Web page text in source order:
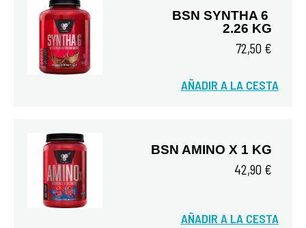
BSN SYNTHA 6
2.26 KG
72,50 €
AÑADIR A LA CESTA
BSN AMINO X 1 KG
42,90 €
AÑADIR A LA CESTA